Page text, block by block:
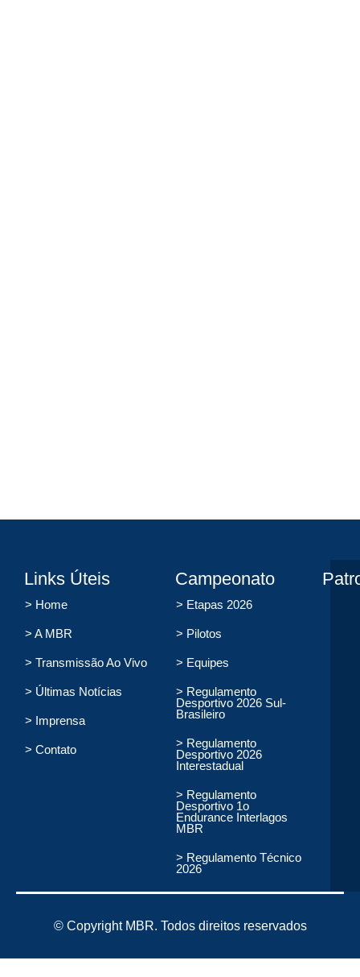
Links Úteis
> Home
> A MBR
> Transmissão Ao Vivo
> Últimas Notícias
> Imprensa
> Contato
Campeonato
> Etapas 2026
> Pilotos
> Equipes
> Regulamento
Desportivo 2026 Sul-
Brasileiro
> Regulamento
Desportivo 2026
Interestadual
> Regulamento
Desportivo 1o
Endurance Interlagos
MBR
> Regulamento Técnico
2026
© Copyright MBR. Todos direitos reservados